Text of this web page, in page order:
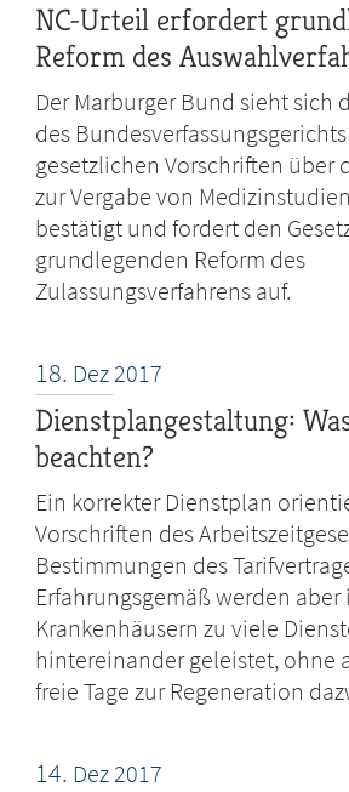
NC-Urteil erfordert
Reform des
Der Marburger Bund sieht sich
des
gesetzlichen Vorschriften über
zur Vergabe von
bestätigt und fordert den
grundlegenden Reform des
Zulassungsverfahrens auf.
18. Dez2017
Dienstplangestaltung:
beachten?
Ein korrekter Dienstplan
Vorschriften des
Bestimmungen des
Erfahrungsgemäß werden aber
Krankenhäusern zu viele
hintereinander geleistet, ohne
freie Tage zur Regeneration
14. Dez2017